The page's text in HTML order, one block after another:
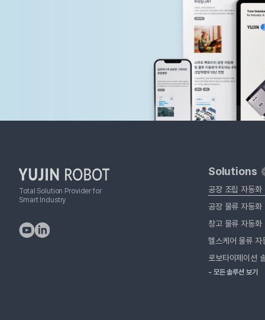
Total Solution Provider for
Smart Industry
Solutions
공장 조립 자동화
공장 물류 자동화
창고 물류 자동화
헬스케어 물류 자
로보타이제이션
- 모든 솔루션 보기